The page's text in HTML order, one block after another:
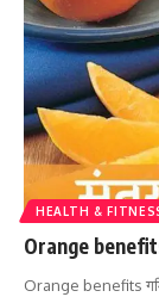
HEALTH &
Orange benefits
Orange benefits